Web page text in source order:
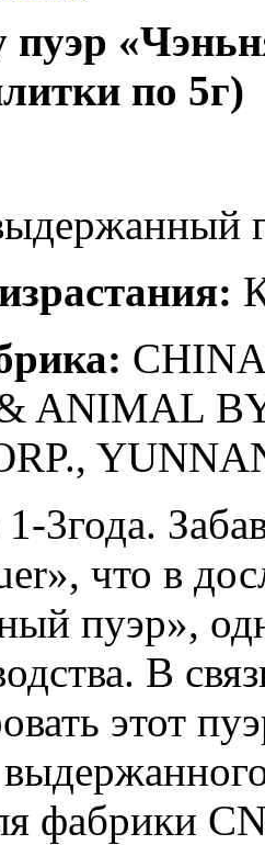
по 5г)
ANIMAL
1-3года.
что в
пуэр»,
В
этот
фабрики